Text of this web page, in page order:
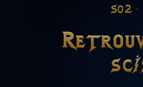
S02 ·